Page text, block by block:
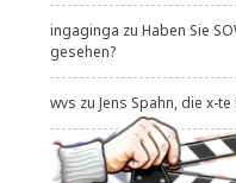
ingaginga zu Haben Sie
gesehen?
wvs zu Jens Spahn, die x-te